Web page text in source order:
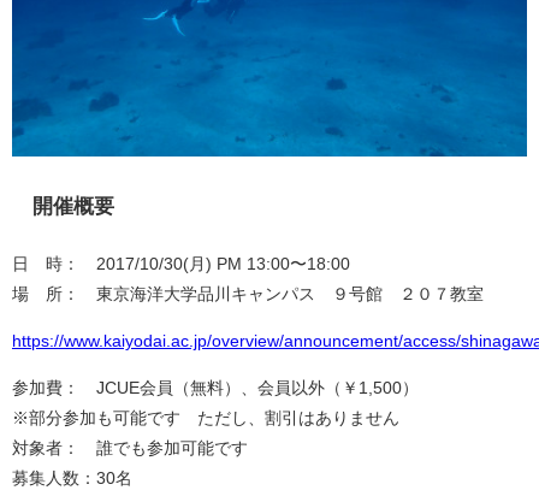
開催概要
日 時： 2017/10/30(月) PM 13:00〜18:00
場 所： 東京海洋大学品川キャンパス ９号館 ２０７教室
https://www.kaiyodai.ac.jp/overview/announcement/access/
参加費： JCUE会員（無料）、会員以外（￥1,500）
※部分参加も可能です ただし、割引はありません
対象者： 誰でも参加可能です
募集人数：30名